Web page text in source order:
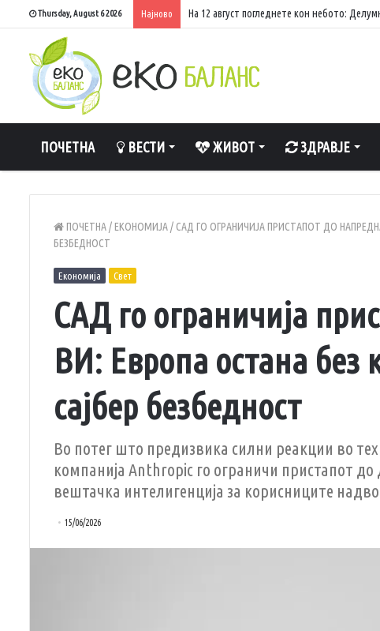
Thursday, August 6 2026 Најново На 12 август погледнете кон небото:
ПОЧЕТНА ВЕСТИ ЖИВОТ ЗДРАВЈЕ
ПОЧЕТНА/ ЕКОНОМИЈА/ САД ГО ОГРАНИЧИЈА ПРИСТАПОТ ДО
БЕЗБЕДНОСТ
Економија Свет
САД го ограничија
ВИ: Европа остана без
сајбер безбедност
Во потег што предизвика силни реакции во
компанија Anthropic го ограничи пристапот
вештачка интелигенција за корисниците
15/06/2026